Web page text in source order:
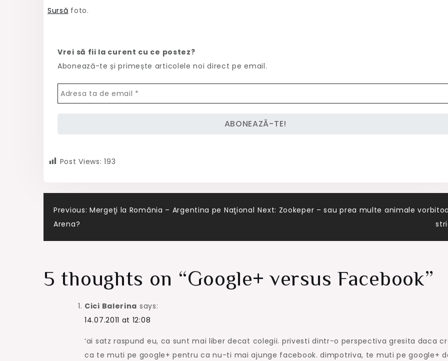
Sursă foto.
Vrei să fii la curent cu ce postez?
Abonează-te și primește articolele noi direct pe email.
Post Views: 193
Post
navigation
Previous: Mergeţi la România – Argentina pe Naţional
Arena?
Next: Zookeper – sau prea multe animale
5 thoughts on “Google+ versus Facebook”
Cici Balerina says:
14.07.2011 at 12:08
‘ai satz raspund eu, ca sunt mai liber decat colegii. privesti dintr-o perspectiva gresita daca
ca te muti pe google+ pentru ca nu-ti mai ajunge facebook. dimpotriva, te muti pe google+